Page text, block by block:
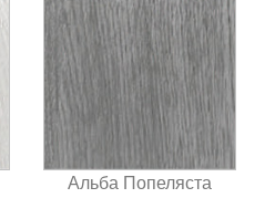
Альба Попеляста